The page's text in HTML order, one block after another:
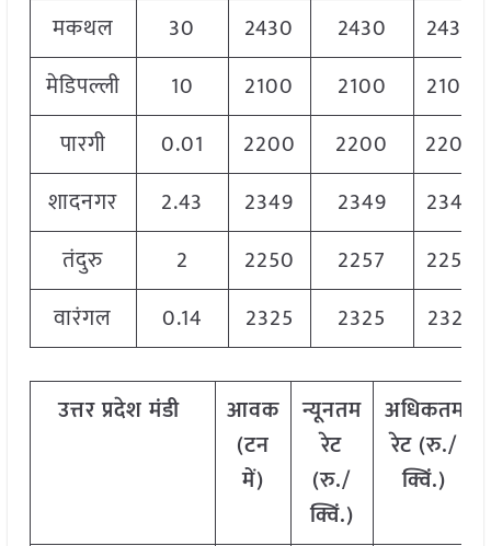
मकथल
30 2430 2430
2430
मेडिपल्ली
10 2100 2100
2100
पारगी
0.01 2200 2200
2200
शादनगर
2.43 2349 2349
2349
तंदुरु
2 2250 2257
2250
वारंगल
0.14 2325 2325 2325
उत्तरप्रदेश मंडी
आवक
(टन
में)
न्यूनतम
रेट
(रु./
क्विं.)
अधिकतम
रेट (रु./
क्विं.)